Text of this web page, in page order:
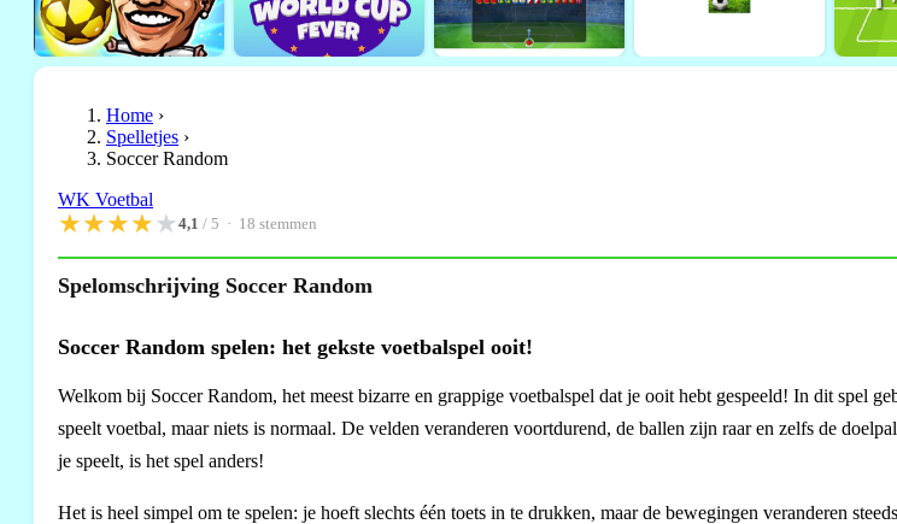
Home ›
Spelletjes ›
Soccer Random
WK Voetbal
★★★★★4,1 / 5 · 18 stemmen
Spelomschrijving Soccer Random
Soccer Random spelen: het gekste voetbalspel ooit!
Welkom bij Soccer Random, het meest bizarre en grappige voetbalspel dat je ooit hebt gespeeld! In dit spel
speelt voetbal, maar niets is normaal. De velden veranderen voortdurend, de ballen zijn raar en zelfs de
je speelt, is het spel anders!
Het is heel simpel om te spelen: je hoeft slechts één toets in te drukken, maar de bewegingen veranderen